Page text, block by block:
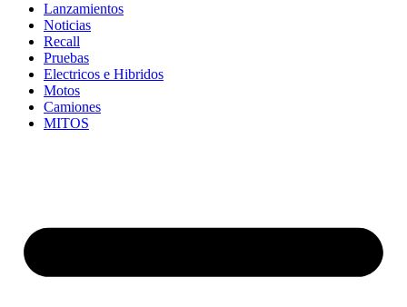
Lanzamientos
Noticias
Recall
Pruebas
Electricos e Hibridos
Motos
Camiones
MITOS